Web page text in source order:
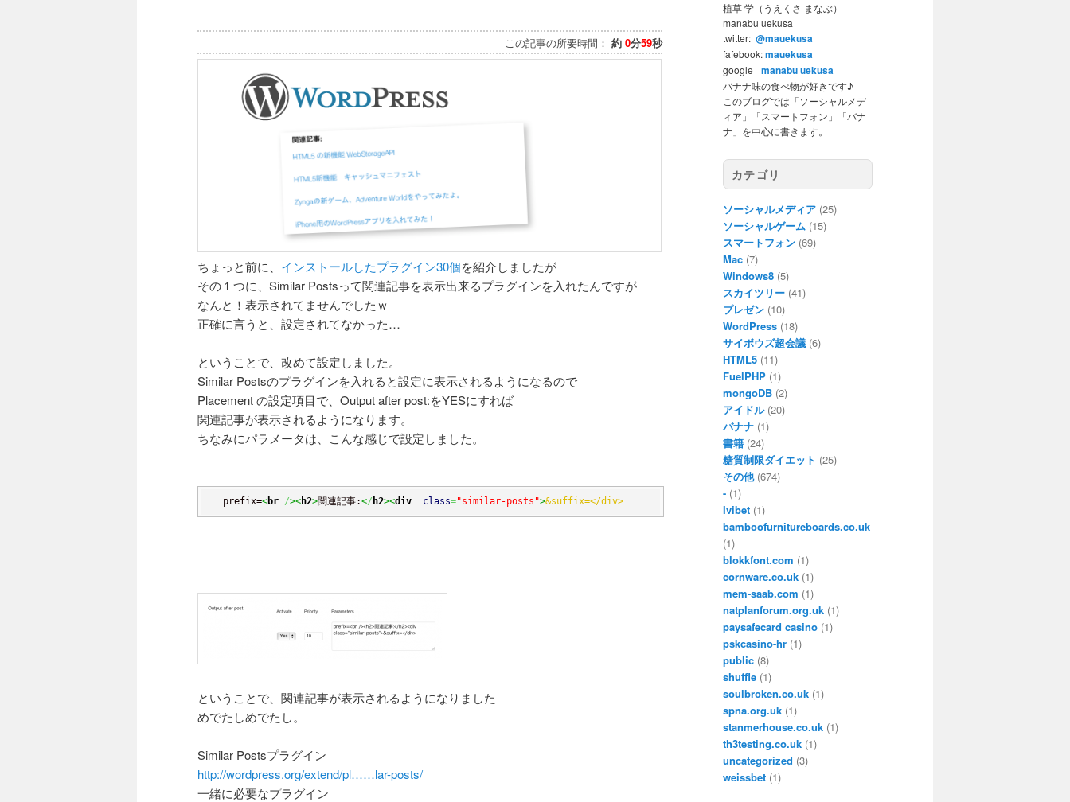
この記事の所要時間： 約 0分59秒
ちょっと前に、 インストールしたプラグイン30個を紹介しましたが
その１つに、Similar Postsって関連記事を表示出来るプラグインを入れたんですが
なんと！表示されてませんでしたｗ
正確に言うと、設定されてなかった…
ということで、改めて設定しました。
Similar Postsのプラグインを入れると設定に表示されるようになるので
Placement の設定項目で、Output after post:をYESにすれば
関連記事が表示されるようになります。
ちなみにパラメータは、こんな感じで設定しました。
prefix=<br /><h2>関連記事:</ h2><div class="similar-posts">&suffix=</div>
ということで、関連記事が表示されるようになりました
めでたしめでたし。
Similar Postsプラグイン
http://wordpress.org/extend/pl……lar-posts/
一緒に必要なプラグイン
植草 学（うえくさ まなぶ）
manabu uekusa
twitter: @mauekusa
fafebook:mauekusa
google+manabu uekusa
バナナ味の食べ物が好きです♪
このブログでは「ソーシャルメデ
ィア」「スマートフォン」「バナ
ナ」を中心に書きます。
カテゴリ
ソーシャルメディア (25)
ソーシャルゲーム (15)
スマートフォン (69)
Mac (7)
Windows8 (5)
スカイツリー (41)
プレゼン (10)
WordPress (18)
サイボウズ超会議 (6)
HTML5 (11)
FuelPHP (1)
mongoDB (2)
アイドル(20)
バナナ (1)
書籍 (24)
糖質制限ダイエット (25)
その他(674)
- (1)
Ivibet (1)
bamboofurnitureboards.co.uk
(1)
blokkfont.com (1)
cornware.co.uk (1)
mem-saab.com (1)
natplanforum.org.uk (1)
paysafecard casino (1)
pskcasino-hr (1)
public (8)
shuffle (1)
soulbroken.co.uk (1)
spna.org.uk (1)
stanmerhouse.co.uk (1)
th3testing.co.uk (1)
uncategorized (3)
weissbet (1)